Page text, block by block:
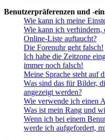
Benutzerpräferenzen und -
Wie kann ich meine
Wie kann ich verhindern,
Online-Liste auftaucht?
Die Forenuhr geht falsch!
Ich habe die Zeitzone
immer noch falsch!
Meine Sprache steht auf
Was sind das für Bilder,
angezeigt werden?
Wie verwende ich einen
Was ist mein Rang und
Wenn ich bei einem
werde ich aufgefordert,